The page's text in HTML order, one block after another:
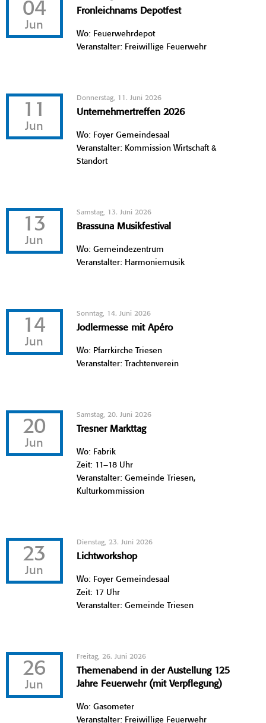
04
Jun
Fronleichnams Depotfest
Wo: Feuerwehrdepot
Veranstalter: Freiwillige Feuerwehr
11
Jun
Donnerstag, 11. Juni 2026
Unternehmertreffen 2026
Wo: Foyer Gemeindesaal
Veranstalter: Kommission Wirtschaft &
Standort
13
Jun
Samstag, 13. Juni 2026
Brassuna Musikfestival
Wo: Gemeindezentrum
Veranstalter: Harmoniemusik
14
Jun
Sonntag, 14. Juni 2026
Jodlermesse mit Apéro
Wo: Pfarrkirche Triesen
Veranstalter: Trachtenverein
20
Jun
Samstag, 20. Juni 2026
Tresner Markttag
Wo: Fabrik
Zeit: 11–18 Uhr
Veranstalter: Gemeinde Triesen,
Kulturkommission
23
Jun
Dienstag, 23. Juni 2026
Lichtworkshop
Wo: Foyer Gemeindesaal
Zeit: 17 Uhr
Veranstalter: Gemeinde Triesen
26
Jun
Freitag, 26. Juni 2026
Themenabend in der Austellung 125
Jahre Feuerwehr (mit Verpflegung)
Wo: Gasometer
Veranstalter: Freiwillige Feuerwehr